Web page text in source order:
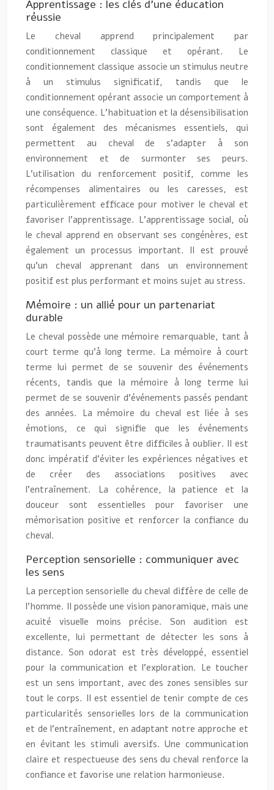
Apprentissage : les clés d’une éducation
réussie
Le cheval apprend principalement par
conditionnement classique et opérant. Le
conditionnement classique associe un stimulus neutre
à un stimulus significatif, tandis que le
conditionnement opérant associe un comportement à
une conséquence. L’habituation et la désensibilisation
sont également des mécanismes essentiels, qui
permettent au cheval de s’adapter à son
environnement et de surmonter ses peurs.
L’utilisation du renforcement positif, comme les
récompenses alimentaires ou les caresses, est
particulièrement efficace pour motiver le cheval et
favoriser l’apprentissage. L’apprentissage social, où
le cheval apprend en observant ses congénères, est
également un processus important. Il est prouvé
qu’un cheval apprenant dans un environnement
positif est plus performant et moins sujet au stress.
Mémoire : un allié pour un partenariat
durable
Le cheval possède une mémoire remarquable, tant à
court terme qu’à long terme. La mémoire à court
terme lui permet de se souvenir des événements
récents, tandis que la mémoire à long terme lui
permet de se souvenir d’événements passés pendant
des années. La mémoire du cheval est liée à ses
émotions, ce qui signifie que les événements
traumatisants peuvent être difficiles à oublier. Il est
donc impératif d’éviter les expériences négatives et
de créer des associations positives avec
l’entraînement. La cohérence, la patience et la
douceur sont essentielles pour favoriser une
mémorisation positive et renforcer la confiance du
cheval.
Perception sensorielle : communiquer avec
les sens
La perception sensorielle du cheval diffère de celle de
l’homme. Il possède une vision panoramique, mais une
acuité visuelle moins précise. Son audition est
excellente, lui permettant de détecter les sons à
distance. Son odorat est très développé, essentiel
pour la communication et l’exploration. Le toucher
est un sens important, avec des zones sensibles sur
tout le corps. Il est essentiel de tenir compte de ces
particularités sensorielles lors de la communication
et de l’entraînement, en adaptant notre approche et
en évitant les stimuli aversifs. Une communication
claire et respectueuse des sens du cheval renforce la
confiance et favorise une relation harmonieuse.